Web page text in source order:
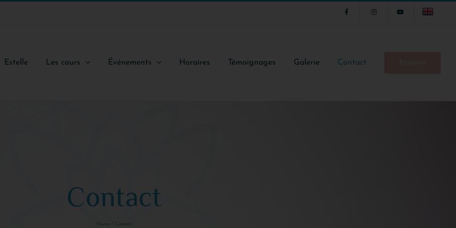
Estelle Les cours Événements Horaires Témoignages Galerie Contact
Contact
Home Contact